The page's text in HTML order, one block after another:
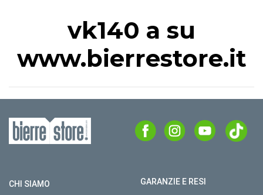
vk140 a su
www.bierrestore.it
CHI SIAMO
GARANZIE E RESI